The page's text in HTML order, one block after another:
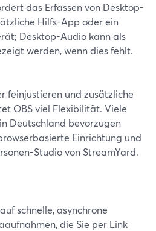
das Erfassen von Desktop-
Hilfs-App oder ein
Desktop-Audio kann als
werden, wenn dies fehlt.
feinjustieren und zusätzliche
OBS viel Flexibilität. Viele
Deutschland bevorzugen
Einrichtung und
Studio von StreamYard.
schnelle, asynchrone
die Sie per Link